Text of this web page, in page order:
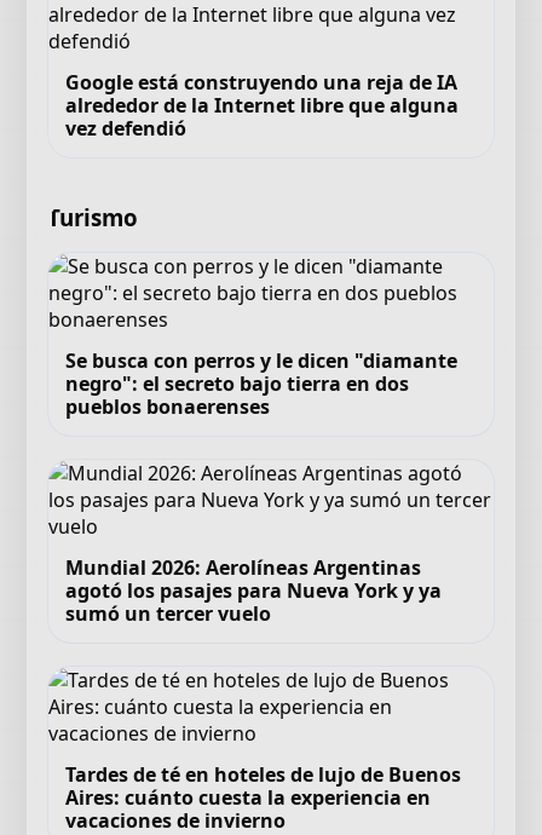
Google está construyendo una reja de IA
alrededor de la Internet libre que alguna
vez defendió
Turismo
Se busca con perros y le dicen "diamante
negro": el secreto bajo tierra en dos
pueblos bonaerenses
Mundial 2026: Aerolíneas Argentinas
agotó los pasajes para Nueva York y ya
sumó un tercer vuelo
Tardes de té en hoteles de lujo de Buenos
Aires: cuánto cuesta la experiencia en
vacaciones de invierno